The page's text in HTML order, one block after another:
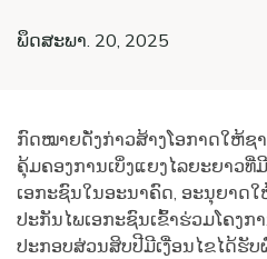
ພຶດສະພາ. 20, 2025
ກົດໝາຍດັ່ງກ່າວສ້າງໂອກາດໃຫ້ຊ
ຄຸ້ມຄອງການເບິ່ງແຍງໄລຍະຍາວ
ເອກະຊົນໃນອະນາຄົດ, ອະນຸຍາດ
ປະກັນໄພເອກະຊົນເຂົ້າຮ່ວມໂຄງກ
ປະກອບສ່ວນສິບປີມີເງື່ອນໄຂໄດ້ຮັ